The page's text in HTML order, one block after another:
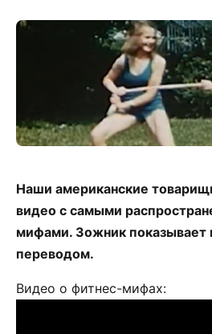
Наши американские
видео с самыми
мифами. Зожник показывает
переводом.
Видео о фитнес-мифах: